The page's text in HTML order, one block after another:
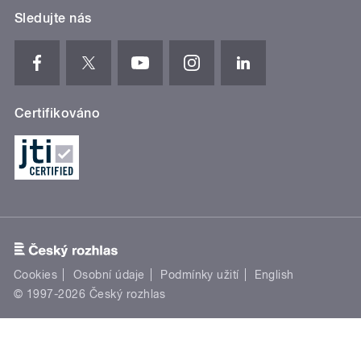
Sledujte nás
Certifikováno
Cookies Osobní údaje Podmínky užití
English
© 1997-2026 Český rozhlas